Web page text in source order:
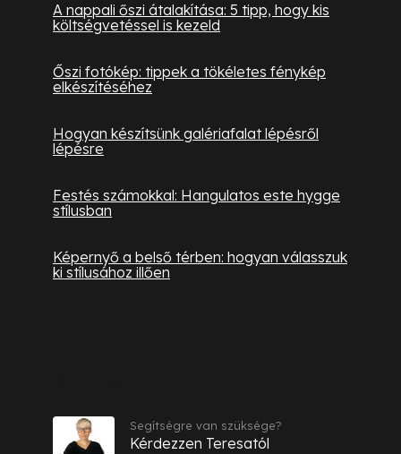
A nappali őszi átalakítása: 5 tipp, hogy kis
költségvetéssel is kezeld
Őszi fotókép: tippek a tökéletes fénykép
elkészítéséhez
Hogyan készítsünk galériafalat lépésről
lépésre
Festés számokkal: Hangulatos este hygge
stílusban
Képernyő a belső térben: hogyan válasszuk
ki stílusához illően
Segítségre van szüksége?
Kérdezzen Teresatól